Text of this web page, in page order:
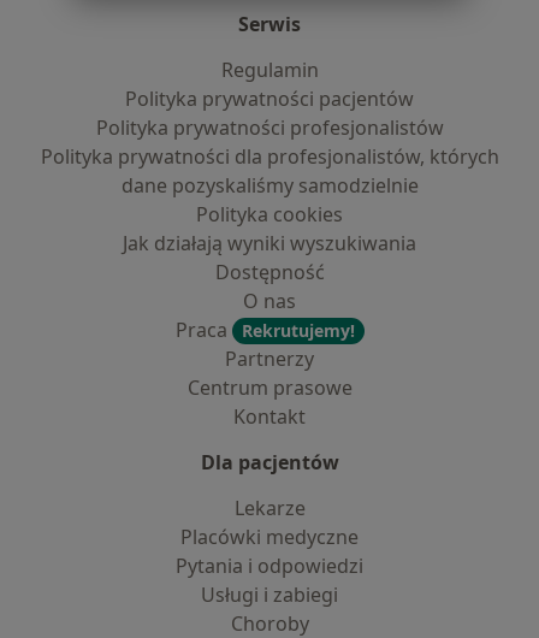
Serwis
Regulamin
Polityka prywatności pacjentów
Polityka prywatności profesjonalistów
Polityka prywatności dla profesjonalistów, których
dane pozyskaliśmy samodzielnie
Polityka cookies
Jak działają wyniki wyszukiwania
Dostępność
O nas
Praca
Rekrutujemy!
Partnerzy
Centrum prasowe
Kontakt
Dla pacjentów
Lekarze
Placówki medyczne
Pytania i odpowiedzi
Usługi i zabiegi
Choroby